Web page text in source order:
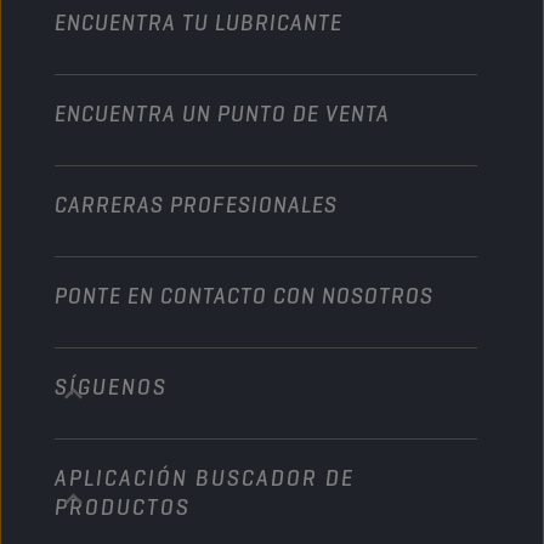
Motocicleta y vehículo todoterreno
Industria
Naútica
Servicio pesado
ENCUENTRA TU LUBRICANTE
ENCUENTRA UN PUNTO DE VENTA
CARRERAS PROFESIONALES
PONTE EN CONTACTO CON NOSOTROS
info@championlubes.com
+32 3 870 00 20
Georges Gilliotstraat, 52 2620 Hemiksem
Belgium
SÍGUENOS
APLICACIÓN BUSCADOR DE
PRODUCTOS